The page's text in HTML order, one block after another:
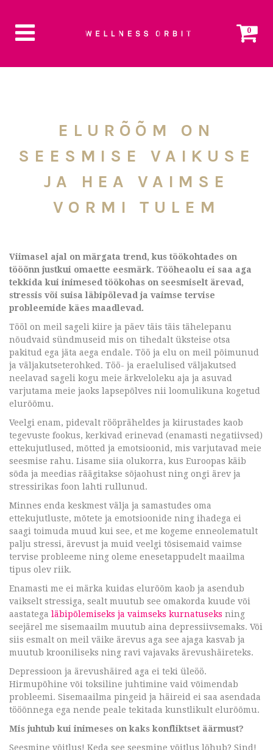
0
ELURÕÕM ON
SEESMISE VAIKUSE
JA HEA VAIMSE
VORMI TULEM
Viimasel ajal on märgata trend, kus töökohtades on
tööõnn justkui omaette eesmärk. Tööheaolu ei saa aga
tekkida kui inimesed töökohas on seesmiselt ärevad,
stressis või suisa läbipõlevad ja vaimse tervise
probleemide käes maadlevad.
Tööl on meil sageli kiire ja päev täis täis tähelepanu
nõudvaid sündmuseid mis on tihedalt üksteise otsa
pakitud ega jäta aega endale. Töö ja elu on meil põimunud
ja väljakutseterohked. Töö- ja eraelulised väljakutsed
neelavad sageli kogu meie ärkveloleku aja ja asuvad
varjutama meie jaoks lapsepõlves nii loomulikuna kogetud
elurõõmu.
Veelgi enam, pidevalt rööpräheldes ja kiirustades kaob
tegevuste fookus, kerkivad erinevad (enamasti negatiivsed)
ettekujutlused, mõtted ja emotsioonid, mis varjutavad meie
seesmise rahu. Lisame siia olukorra, kus Euroopas käib
sõda ja meedias räägitakse sõjaohust ning ongi ärev ja
stressirikas foon lahti rullunud.
Minnes enda keskmest välja ja samastudes oma
ettekujutluste, mõtete ja emotsioonide ning ihadega ei
saagi toimuda muud kui see, et me kogeme enneolematult
palju stressi, ärevust ja muid veelgi tõsisemaid vaimse
tervise probleeme ning oleme enesetappudelt maailma
tipus olev riik.
Enamasti me ei märka kuidas elurõõm kaob ja asendub
vaikselt stressiga, sealt muutub see omakorda kuude või
aastatega läbipõlemiseks ja vaimseks kurnatuseks ning
seejärel me sisemaailm muutub aina depressiivsemaks. Või
siis esmalt on meil väike ärevus aga see ajaga kasvab ja
muutub krooniliseks ning ravi vajavaks ärevushäireteks.
Depressioon ja ärevushäired aga ei teki üleöö.
Hirmupõhine või toksiline juhtimine vaid võimendab
probleemi. Sisemaailma pingeid ja häireid ei saa asendada
tööõnnega ega nende peale tekitada kunstlikult elurõõmu.
Mis juhtub kui inimeses on kaks konfliktset äärmust?
Seesmine võitlus! Keda see seesmine võitlus lõhub? Sind!